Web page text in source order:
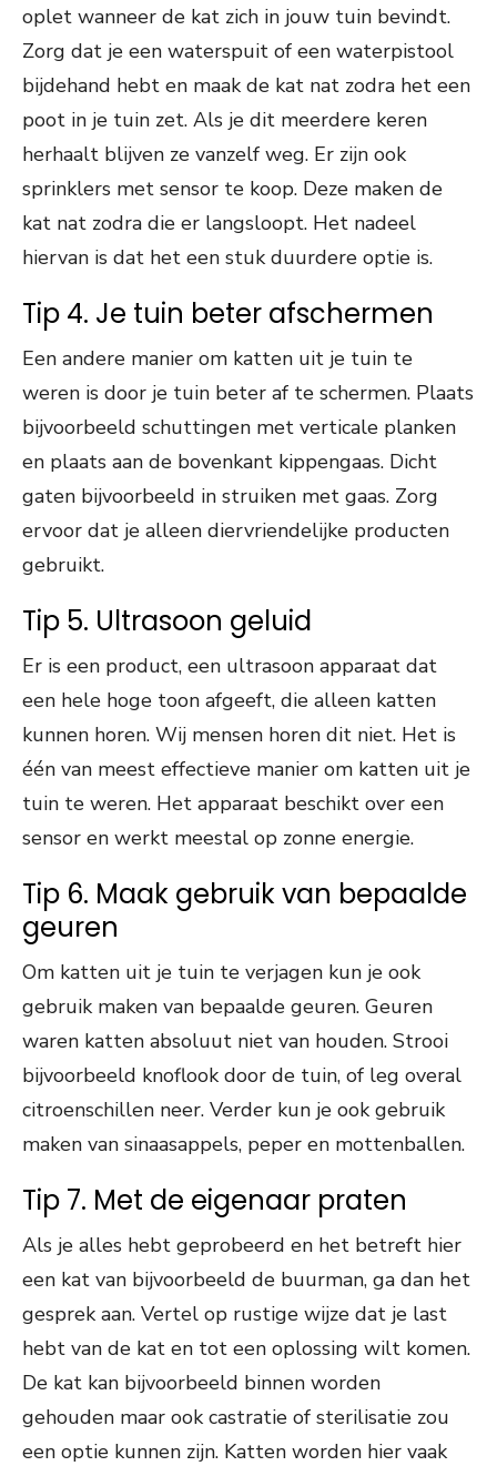
oplet wanneer de kat zich in jouw tuin bevindt.
Zorg dat je een waterspuit of een waterpistool
bijdehand hebt en maak de kat nat zodra het een
poot in je tuin zet. Als je dit meerdere keren
herhaalt blijven ze vanzelf weg. Er zijn ook
sprinklers met sensor te koop. Deze maken de
kat nat zodra die er langsloopt. Het nadeel
hiervan is dat het een stuk duurdere optie is.
Tip 4. Je tuin beter afschermen
Een andere manier om katten uit je tuin te
weren is door je tuin beter af te schermen. Plaats
bijvoorbeeld schuttingen met verticale planken
en plaats aan de bovenkant kippengaas. Dicht
gaten bijvoorbeeld in struiken met gaas. Zorg
ervoor dat je alleen diervriendelijke producten
gebruikt.
Tip 5. Ultrasoon geluid
Er is een product, een ultrasoon apparaat dat
een hele hoge toon afgeeft, die alleen katten
kunnen horen. Wij mensen horen dit niet. Het is
één van meest effectieve manier om katten uit je
tuin te weren. Het apparaat beschikt over een
sensor en werkt meestal op zonne energie.
Tip 6. Maak gebruik van bepaalde
geuren
Om katten uit je tuin te verjagen kun je ook
gebruik maken van bepaalde geuren. Geuren
waren katten absoluut niet van houden. Strooi
bijvoorbeeld knoflook door de tuin, of leg overal
citroenschillen neer. Verder kun je ook gebruik
maken van sinaasappels, peper en mottenballen.
Tip 7. Met de eigenaar praten
Als je alles hebt geprobeerd en het betreft hier
een kat van bijvoorbeeld de buurman, ga dan het
gesprek aan. Vertel op rustige wijze dat je last
hebt van de kat en tot een oplossing wilt komen.
De kat kan bijvoorbeeld binnen worden
gehouden maar ook castratie of sterilisatie zou
een optie kunnen zijn. Katten worden hier vaak